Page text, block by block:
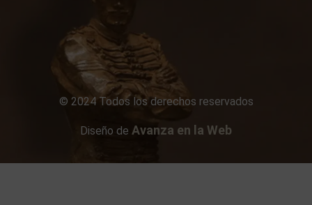
© 2024 Todos los derechos reservados
Diseño de Avanza en la Web